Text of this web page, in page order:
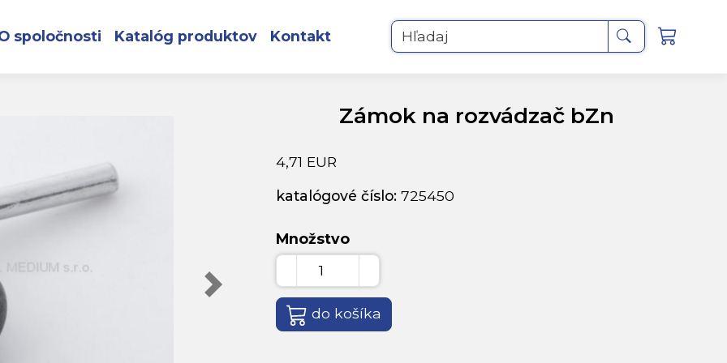
spoločnosti Katalóg produktov Kontakt Hľadaj
Zámok na rozvádzač bZn
4,71 EUR
katalógové číslo:725450
Množstvo
do košíka